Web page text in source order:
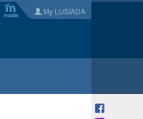
moodle My LUSÍADA